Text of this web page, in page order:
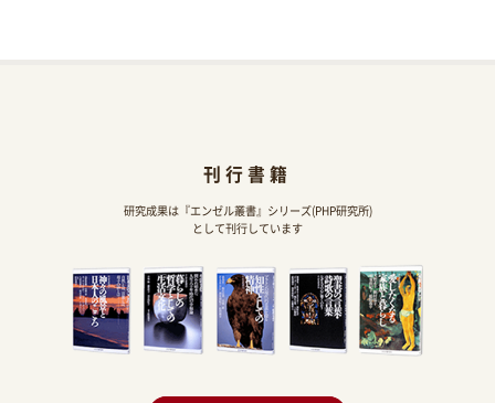
刊行書籍
研究成果は『エンゼル叢書』シリーズ(PHP研究所)
として刊行しています